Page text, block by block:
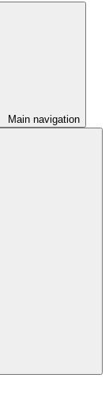
Main navigation